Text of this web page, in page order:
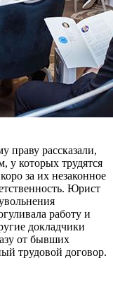
праву рассказали,
у которых трудятся
за их незаконное
Юрист
работу и
докладчики
от бывших
трудовой договор.